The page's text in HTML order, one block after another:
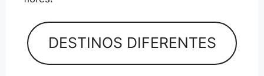
DESTINOS DIFERENTES